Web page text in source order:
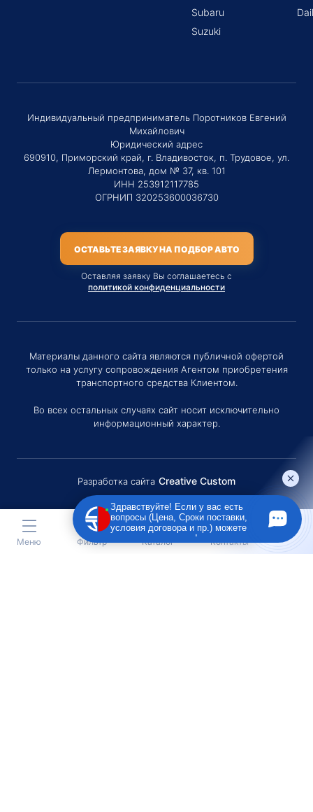
Subaru
Suzuki
Индивидуальный предприниматель Поротников Евгений
Михайлович
Юридический адрес
690910, Приморский край, г. Владивосток, п. Трудовое, ул.
Лермонтова, дом № 37, кв. 101
ИНН 253912117785
ОГРНИП 320253600036730
ОСТАВЬТЕ ЗАЯВКУ НА ПОДБОР АВТО
Оставляя заявку Вы соглашаетесь с
политикой конфиденциальности
Материалы данного сайта являются публичной офертой
только на услугу сопровождения Агентом приобретения
транспортного средства Клиентом.
Во всех остальных случаях сайт носит исключительно
информационный характер.
Разработка сайта Creative Custom
Меню Фильтр Каталог Контакты
Здравствуйте! Если у вас есть
вопросы (Цена, Сроки поставки,
условия договора и пр.) можете
задать их мне в чат!